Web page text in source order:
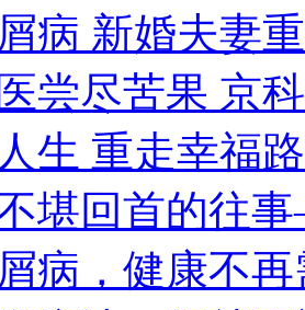
病 新婚夫妻
尝尽苦果 京
生 重走幸福路
堪回首的往
病，健康不